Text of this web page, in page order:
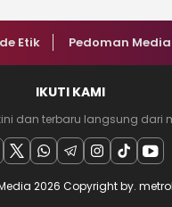
Etik Pedoman
IKUTI KAMI
dan terbaru langsung dari
2026 Copyright by.